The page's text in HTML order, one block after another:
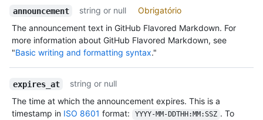
announcement string or null
Obrigatório
The announcement text in GitHub Flavored Markdown. For
more information about GitHub Flavored Markdown, see
"Basic writing and formatting syntax."
expires_at
string or null
The time at which the announcement expires. This is a
timestamp in ISO 8601 format: YYYY-MM-DDTHH:MM:SSZ . To